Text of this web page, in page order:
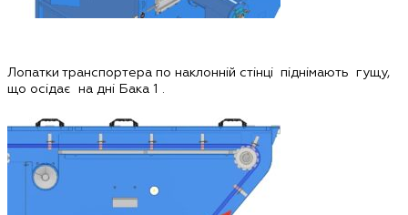
Лопатки транспортера по наклонній стінці піднімають гущу,
що осідає на дні Бака 1 .